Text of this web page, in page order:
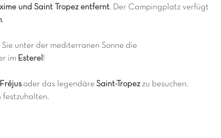
und Saint Tropez entfernt. Der Campingplatz verfügt
.
Sie unter der mediterranen Sonne die
im Esterel !
Fréjus oder das legendäre Saint-Tropezzu besuchen.
festzuhalten.